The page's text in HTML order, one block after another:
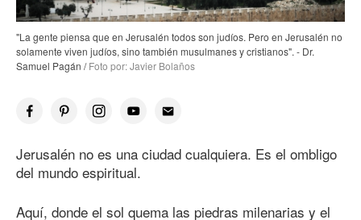
"La gente piensa que en Jerusalén todos son judíos. Pero en Jerusalén no
solamente viven judíos, sino también musulmanes y cristianos". - Dr.
Samuel Pagán /Foto por: Javier Bolaños
Jerusalén no es una ciudad cualquiera. Es el ombligo
del mundo espiritual.
Aquí, donde el sol quema las piedras milenarias y el